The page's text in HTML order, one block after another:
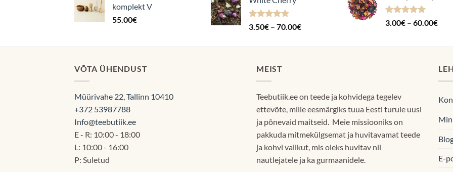
komplekt V
55.00€
Hinnanguga
3.50€ – 70.00€Hinnavahemik:
kuni
Hinnanguga
3.00€ – 60.00€
VÕTA ÜHENDUST
Müürivahe 22, Tallinn 10410
+372 53987788
Info@teebutiik.ee
E - R: 10:00 - 18:00
L: 10:00 - 16:00
P: Suletud
MEIST
Teebutiik.ee on teede ja kohvidega tegelev
ettevõte, mille eesmärgiks tuua Eesti turule uusi
ja põnevaid maitseid. Meie missiooniks on
pakkuda mitmekülgsemat ja huvitavamat teede
ja kohvi valikut, mis oleks huvitav nii
nautlejatele ja ka gurmaanidele.
E-